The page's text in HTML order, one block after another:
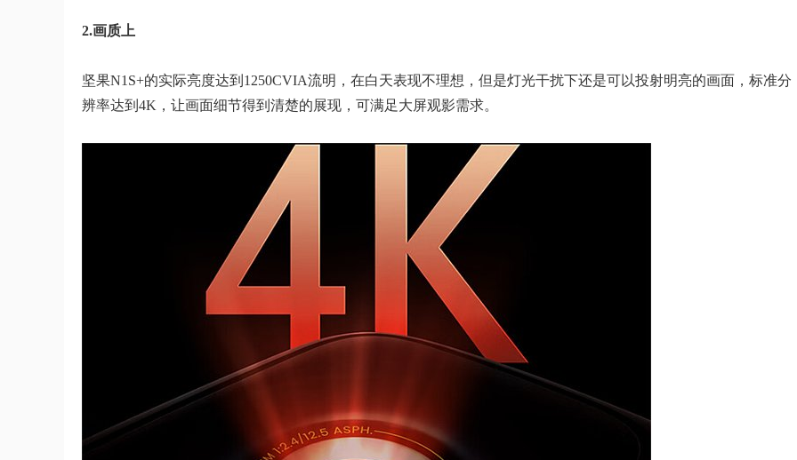
2.画质上
坚果N1S+的实际亮度达到1250CVIA流明，在白天表现不理想，但是灯光干扰下还是可以投射明亮的画面，标准分
辨率达到4K，让画面细节得到清楚的展现，可满足大屏观影需求。